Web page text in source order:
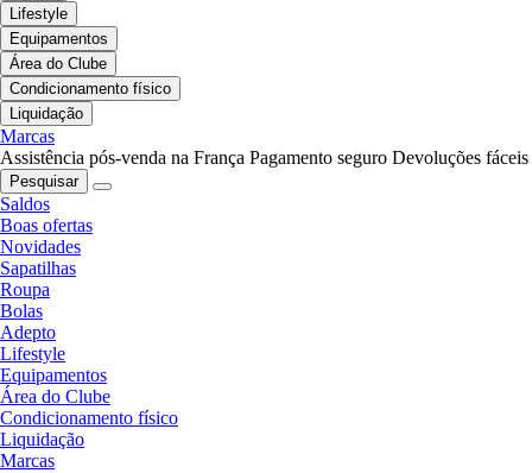
Lifestyle
Equipamentos
Área do Clube
Condicionamento físico
Liquidação
Marcas
Assistência pós-venda na França Pagamento seguro Devoluções fáceis
Pesquisar
Saldos
Boas ofertas
Novidades
Sapatilhas
Roupa
Bolas
Adepto
Lifestyle
Equipamentos
Área do Clube
Condicionamento físico
Liquidação
Marcas